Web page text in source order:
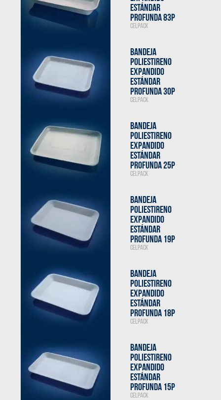
ESTÁNDAR
PROFUNDA 83P
CELPACK
BANDEJA
POLIESTIRENO
EXPANDIDO
ESTÁNDAR
PROFUNDA 30P
CELPACK
BANDEJA
POLIESTIRENO
EXPANDIDO
ESTÁNDAR
PROFUNDA 25P
CELPACK
BANDEJA
POLIESTIRENO
EXPANDIDO
ESTÁNDAR
PROFUNDA 19P
CELPACK
BANDEJA
POLIESTIRENO
EXPANDIDO
ESTÁNDAR
PROFUNDA 18P
CELPACK
BANDEJA
POLIESTIRENO
EXPANDIDO
ESTÁNDAR
PROFUNDA 15P
CELPACK